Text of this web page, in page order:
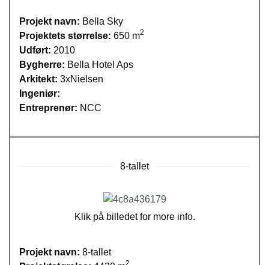
Projekt navn: Bella Sky
Projektets størrelse: 650 m2
Udført: 2010
Bygherre: Bella Hotel Aps
Arkitekt: 3xNielsen
Ingeniør:
Entreprenør: NCC
8-tallet
Klik på billedet for more info.
Projekt navn: 8-tallet